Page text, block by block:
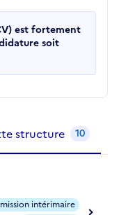
est fortement
soit
structure 10
intérimaire